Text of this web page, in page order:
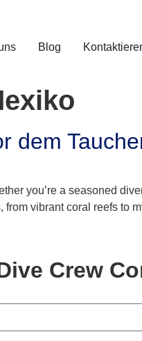
Blog
dem
you’re a seasoned
from vibrant coral reefs to
Crew